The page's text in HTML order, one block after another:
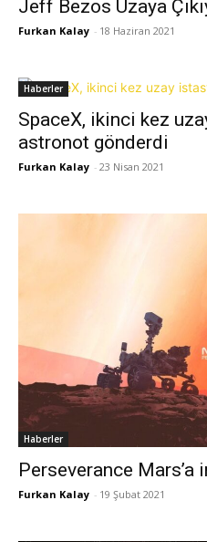
Jeff Bezos Uzaya
Furkan Kalay - 18 Haziran 2021
Haberler
SpaceX, ikinci kez
astronot gönderdi
Furkan Kalay - 23 Nisan 2021
Haberler
Perseverance Mars’a
Furkan Kalay - 19 Şubat 2021